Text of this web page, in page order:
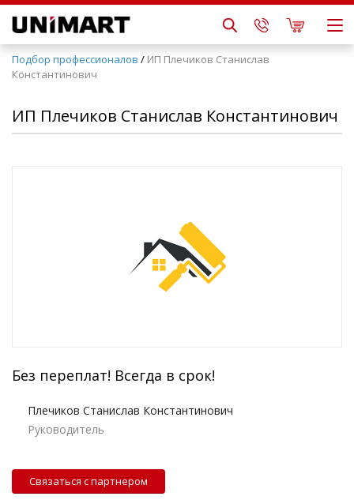
Подбор профессионалов / ИП Плечиков Станислав
Константинович
ИП Плечиков Станислав Константинович
Без переплат! Всегда в срок!
Плечиков Станислав Константинович
Руководитель
Связаться с партнером